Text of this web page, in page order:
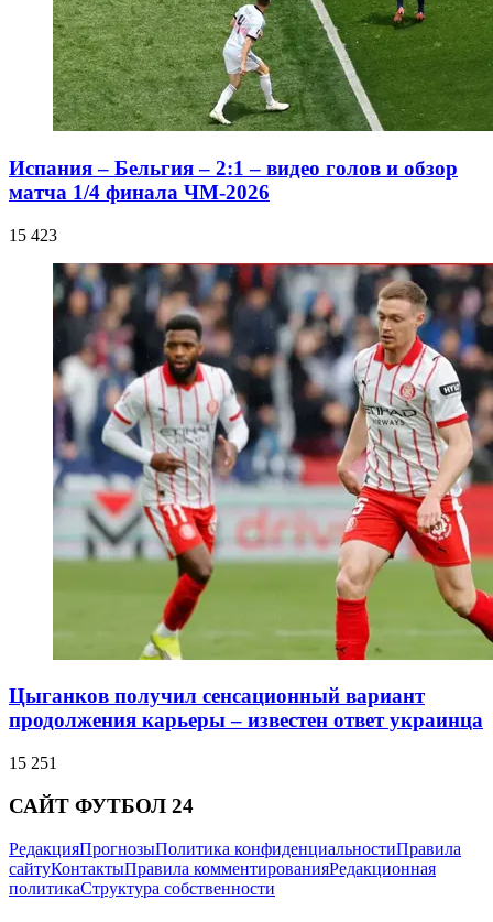
Испания – Бельгия – 2:1 – видео голов и обзор
матча 1/4 финала ЧМ-2026
15 423
Цыганков получил сенсационный вариант
продолжения карьеры – известен ответ украинца
15 251
САЙТ ФУТБОЛ 24
РедакцияПрогнозыПолитика конфиденциальностиПравила
сайтуКонтактыПравила комментированияРедакционная
политикаСтруктура собственности